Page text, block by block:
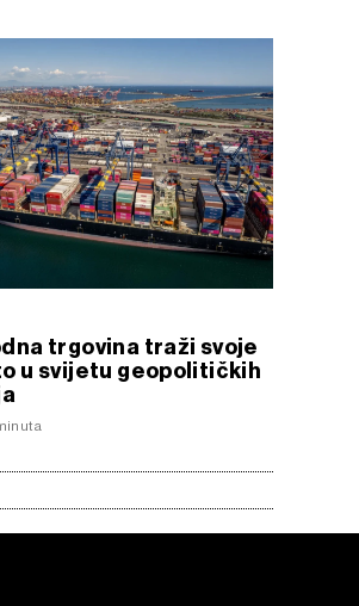
trgovina traži svoje
u svijetu geopolitičkih